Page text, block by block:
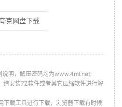
克网盘下载
说明，解压密码均为www.4mf.net;
请安装7Z软件或者其它压缩软件进行解
下载工具进行下载，浏览器下载有时候